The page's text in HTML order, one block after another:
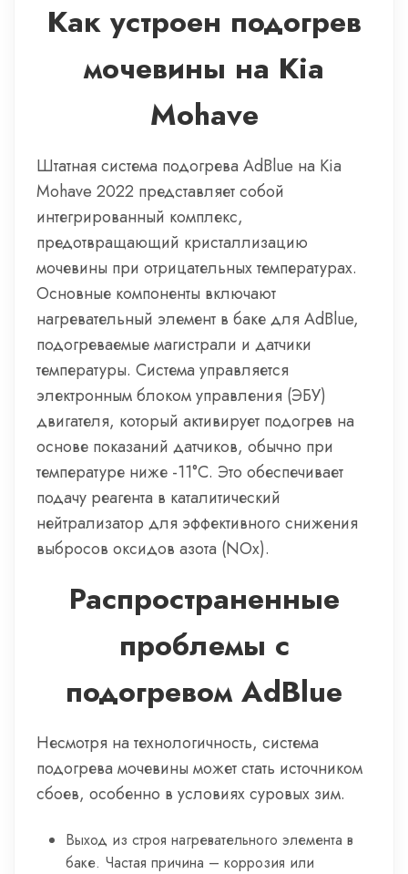
Как устроен подогрев
мочевины на Kia
Mohave
Штатная система подогрева AdBlue на Kia
Mohave 2022 представляет собой
интегрированный комплекс,
предотвращающий кристаллизацию
мочевины при отрицательных температурах.
Основные компоненты включают
нагревательный элемент в баке для AdBlue,
подогреваемые магистрали и датчики
температуры. Система управляется
электронным блоком управления (ЭБУ)
двигателя, который активирует подогрев на
основе показаний датчиков, обычно при
температуре ниже -11°C. Это обеспечивает
подачу реагента в каталитический
нейтрализатор для эффективного снижения
выбросов оксидов азота (NOx).
Распространенные
проблемы с
подогревом AdBlue
Несмотря на технологичность, система
подогрева мочевины может стать источником
сбоев, особенно в условиях суровых зим.
Выход из строя нагревательного элемента в
баке. Частая причина – коррозия или